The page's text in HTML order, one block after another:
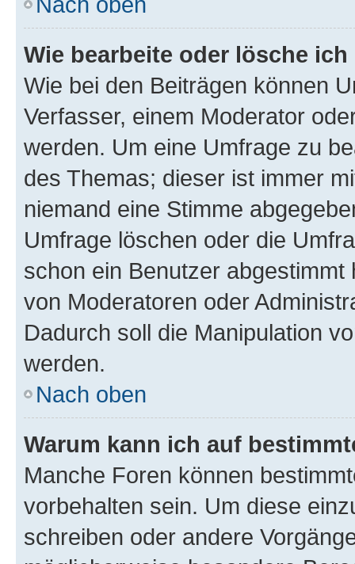
Wie bearbeite oder lösche
Wie bei den Beiträgen können
Verfasser, einem Moderator
werden. Um eine Umfrage zu
des Themas; dieser ist immer
niemand eine Stimme
Umfrage löschen oder die
schon ein Benutzer
von Moderatoren oder
Dadurch soll die Manipulation
werden.
Nach oben
Warum kann ich auf
Manche Foren können
vorbehalten sein. Um diese
schreiben oder andere